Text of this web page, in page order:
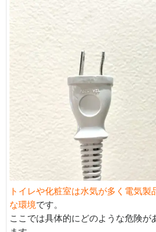
トイレや化粧室は水気が多く電気
な環境です。
ここでは具体的にどのような危険が